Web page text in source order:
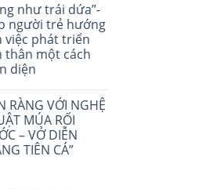
như trái dứa”-
người trẻ hướng
việc phát triển
thân một cách
diện
RÀNG VỚI NGHỆ
MÚA RỐI
– VỞ DIỄN
TIÊN CÁ”